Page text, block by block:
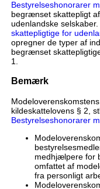
Bestyrelseshonorarer
begrænset skattepligt
udenlandske
skattepligtige for
opregner de typer af
begrænset
1.
Bemærk
kildeskattelovens § 2,
Bestyrelseshonorarer
medhjælpere for
omfattet af
fra personligt